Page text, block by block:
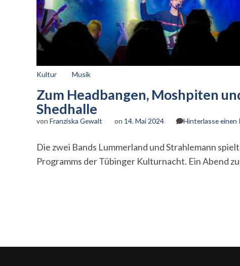
Kultur Musik
Zum Headbangen, Moshpiten
Shedhalle
von Franziska Gewalt on 14. Mai 2024 Hinterlasse einen
Die zwei Bands Lummerland und Strahlemann
Programms der Tübinger Kulturnacht. Ein Abend